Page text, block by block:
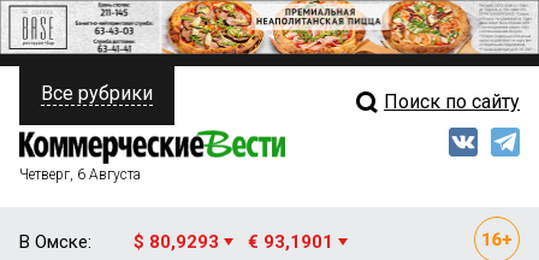
ПОЛИТИКА
ФИНАНСЫ
Свежий выпуск
Все рубрики Поиск по сайту
Четверг, 6 Августа
В Омске: $ 80,9293 € 93,1901